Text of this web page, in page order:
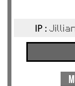
IP :